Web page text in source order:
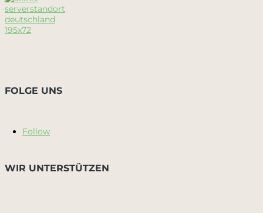
FOLGE UNS
Follow
WIR UNTERSTÜTZEN